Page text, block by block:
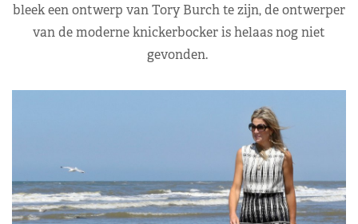
bleek een ontwerp van Tory Burch te zijn, de ontwerper
van de moderne knickerbocker is helaas nog niet
gevonden.